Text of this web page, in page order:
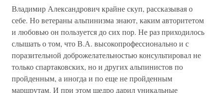
Владимир Александрович крайне скуп, рассказывая о
себе. Но ветераны альпинизма знают, каким авторитетом
и любовью он пользуется до сих пор. Не раз приходилось
слышать о том, что В.А. высокопрофессионально и с
поразительной доброжелательностью консультировал не
только спартаковских, но и других альпинистов по
пройденным, а иногда и по еще не пройденным
маршрутам. И при этом щедро дарил уникальные